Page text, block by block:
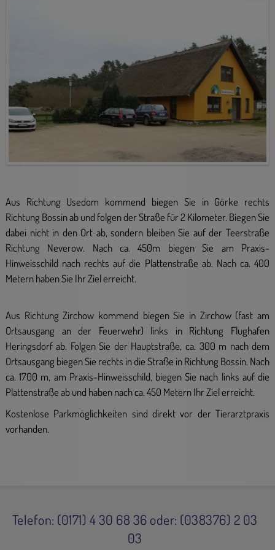
Aus Richtung Usedom kommend biegen Sie in Görke rechts
Richtung Bossin ab und folgen der Straße für 2 Kilometer. Biegen Sie
dabei nicht in den Ort ab, sondern bleiben Sie auf der Teerstraße
Richtung Neverow. Nach ca. 450m biegen Sie am Praxis-
Hinweisschild nach rechts auf die Plattenstraße ab. Nach ca. 400
Metern haben Sie Ihr Ziel erreicht.
Aus Richtung Zirchow kommend biegen Sie in Zirchow (fast am
Ortsausgang an der Feuerwehr) links in Richtung Flughafen
Heringsdorf ab. Folgen Sie der Hauptstraße, ca. 300 m nach dem
Ortsausgang biegen Sie rechts in die Straße in Richtung Bossin. Nach
ca. 1700 m, am Praxis-Hinweisschild, biegen Sie nach links auf die
Plattenstraße ab und haben nach ca. 450 Metern Ihr Ziel erreicht.
Kostenlose Parkmöglichkeiten sind direkt vor der Tierarztpraxis
vorhanden.
Telefon: (0171) 4 30 68 36 oder: (038376) 2 03
03